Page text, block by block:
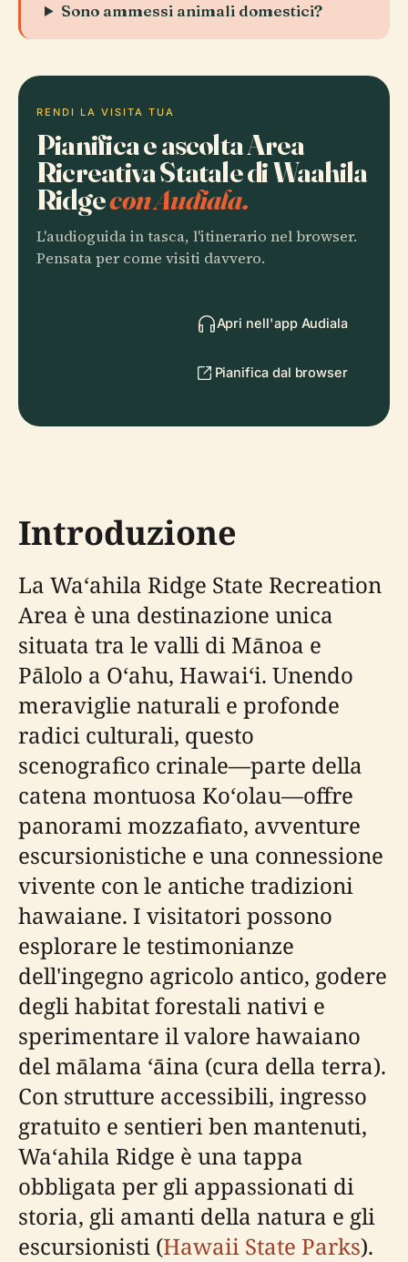
Sono ammessi animali domestici?
RENDI LA VISITA TUA
Pianifica e ascolta Area
Ricreativa Statale di Waahila
Ridgecon Audiala.
L'audioguida in tasca, l'itinerario nel browser.
Pensata per come visiti davvero.
Apri nell'app Audiala
Pianifica dal browser
Introduzione
La Waʻahila Ridge State Recreation
Area è una destinazione unica
situata tra le valli di Mānoa e
Pālolo a Oʻahu, Hawaiʻi. Unendo
meraviglie naturali e profonde
radici culturali, questo
scenografico crinale—parte della
catena montuosa Koʻolau—offre
panorami mozzafiato, avventure
escursionistiche e una connessione
vivente con le antiche tradizioni
hawaiane. I visitatori possono
esplorare le testimonianze
dell'ingegno agricolo antico, godere
degli habitat forestali nativi e
sperimentare il valore hawaiano
del mālama ʻāina (cura della terra).
Con strutture accessibili, ingresso
gratuito e sentieri ben mantenuti,
Waʻahila Ridge è una tappa
obbligata per gli appassionati di
storia, gli amanti della natura e gli
escursionisti (Hawaii State Parks).